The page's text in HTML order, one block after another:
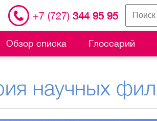
+7 (727) 344 95 95
Обзор списка Глоссарий
научных